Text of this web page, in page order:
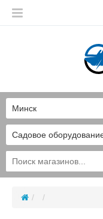
Садовое
Минск